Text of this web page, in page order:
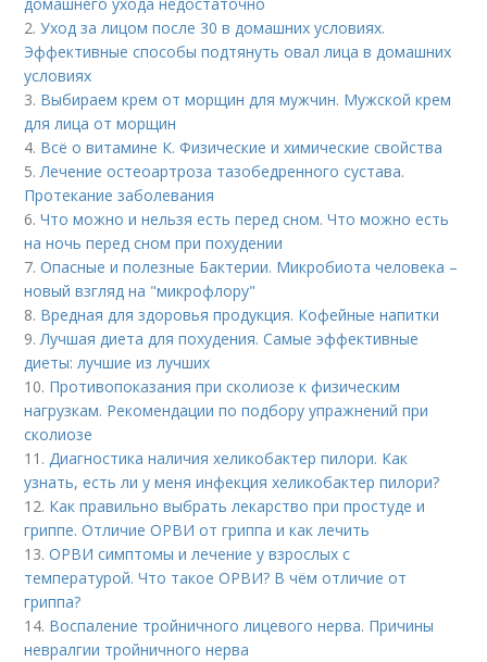
2.Уход за лицом после 30 в домашних условиях.
Эффективные способы подтянуть овал лица в домашних
условиях
3. Выбираем крем от морщин для мужчин. Мужской крем
для лица от морщин
4. Всё о витамине К. Физические и химические свойства
5.Лечение остеоартроза тазобедренного сустава.
Протекание заболевания
6.Что можно и нельзя есть перед сном. Что можно есть
на ночь перед сном при похудении
7.Опасные и полезные Бактерии. Микробиота человека –
новый взгляд на "микрофлору"
8. Вредная для здоровья продукция. Кофейные напитки
9.Лучшая диета для похудения. Самые эффективные
диеты: лучшие из лучших
10. Противопоказания при сколиозе к физическим
нагрузкам. Рекомендации по подбору упражнений при
сколиозе
11.Диагностика наличия хеликобактер пилори. Как
узнать, есть ли у меня инфекция хеликобактер пилори?
12. Как правильно выбрать лекарство при простуде и
гриппе. Отличие ОРВИ от гриппа и как лечить
13.ОРВИ симптомы и лечение у взрослых с
температурой. Что такое ОРВИ? В чём отличие от
гриппа?
14. Воспаление тройничного лицевого нерва. Причины
невралгии тройничного нерва